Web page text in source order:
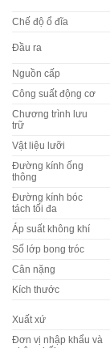
Chế độ ổ đĩa
Đầu ra
Nguồn cấp
Công suất động cơ
Chương trình lưu
trữ
Vật liệu lưỡi
Đường kính ống
thông
Đường kính bóc
tách tối đa
Áp suất không khí
Số lớp bong tróc
Cân nặng
Kích thước
Xuất xứ
Đơn vị nhập khẩu và